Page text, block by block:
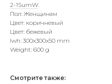
2-1SumW
Пол: Женщинам
Цвет: коричневый
Цвет: бежевый
lwh: 300x300x50 mm
Weight: 600 g
Смотрите также: